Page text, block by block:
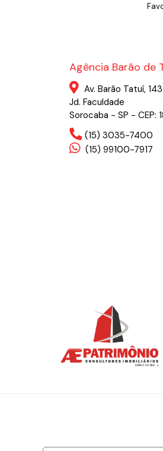
Agência Barão de
Av. Barão Tatuí,
Jd. Faculdade
Sorocaba - SP -
(15) 3035-7400
(15) 99100-7917